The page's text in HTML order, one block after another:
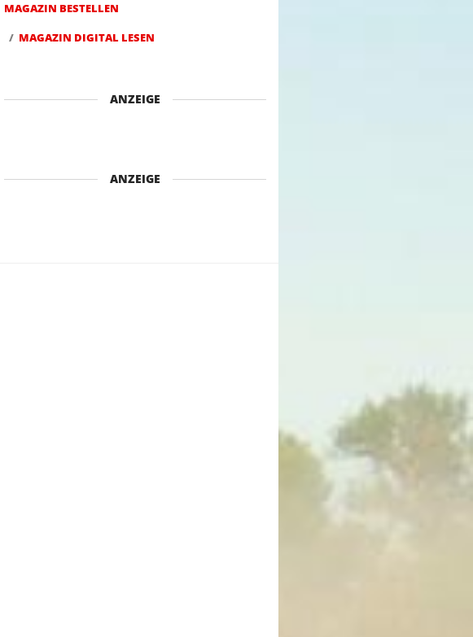
MAGAZIN BESTELLEN
MAGAZIN DIGITAL LESEN
ANZEIGE
ANZEIGE